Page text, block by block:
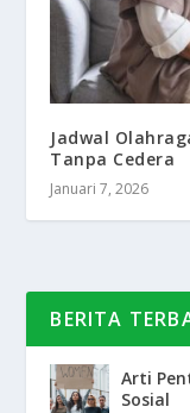
Jadwal
Tanpa Cedera
Januari 7, 2026
BERITA
Arti
Sosial